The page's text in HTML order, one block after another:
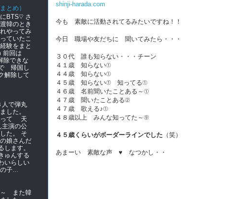
shinji-harada.com
今も 素敵に活動されてるみたいですね！！
今日 職場や友だちに 聞いてみたら・・・
３０代 誰も知らない・・・チーン
４１歳 知らない①
４４歳 知らない①
４５歳 知らない① 知ってる①
４６歳 名前聞いたことある～①
４７歳 聞いたことある②
４７歳 歌える♪①
４８歳以上 みんな知ってた～⑨
４５歳くらいがボーダーラインでした （笑）
あまーい 素敵な声 ♥ なつかし・・
とめ）
BTS♡ さ
韓のとき
やってみ
ていたこ
験をまと
前回は
除できな
帰国し
解除して
で弾丸
した。
って 天
主演の公
た。 そ
娘さんだ
ます。
ゅんする
いらしい
子...
～ また韓